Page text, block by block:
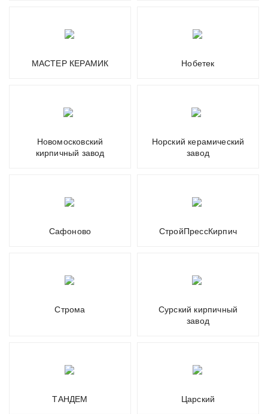
МАСТЕР КЕРАМИК Нобетек
Новомосковский
кирпичный завод
Норский керамический
завод
Сафоново СтройПрессКирпич
Строма
Сурский кирпичный
завод
ТАНДЕМ Царский